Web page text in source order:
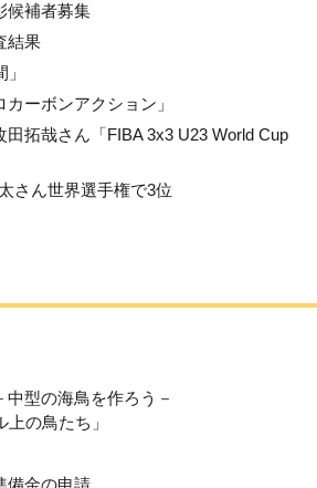
候補者募集
結果
ーボンアクション」
拓哉さん「FIBA 3x3 U23 World Cup
さん世界選手権で3位
中型の海鳥を作ろう－
の鳥たち」
備金の申請